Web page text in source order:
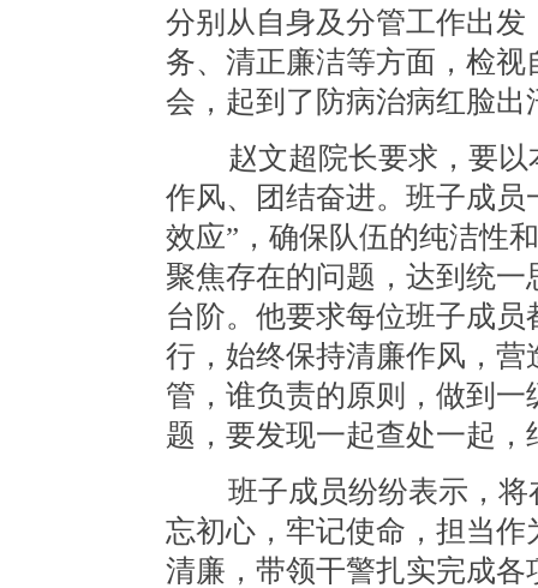
分别从自身及分管工作出
务、清正廉洁等方面，检
会，起到了防病治病红脸出
赵文超院长要求，要以
作风、团结奋进。班子成
效应”，确保队伍的纯洁性
聚焦存在的问题，达到统
台阶。他要求每位班子成
行，始终保持清廉作风，
管，谁负责的原则，做到
题，要发现一起查处一起
班子成员纷纷表示，将
忘初心，牢记使命，担当
清廉，带领干警扎实完成